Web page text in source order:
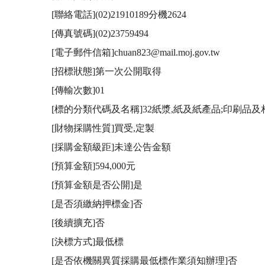
[聯絡電話](02)21910189分機2624
[傳真號碼](02)23759494
[電子郵件信箱]chuan823@mail.moj.gov.tw
[招標狀態]第一次公開取得
[傳輸次數]01
[標的分類代碼及名稱]32紙漿,紙及紙產品;印刷品及
[財物採購性質]買受,定製
[採購金額級距]未達公告金額
[預算金額]594,000元
[預算金額是否公開]是
[是否須繳納押標金]否
[後續擴充]否
[決標方式]最低標
[是否依機關異質採購最低標作業須知辦理]否